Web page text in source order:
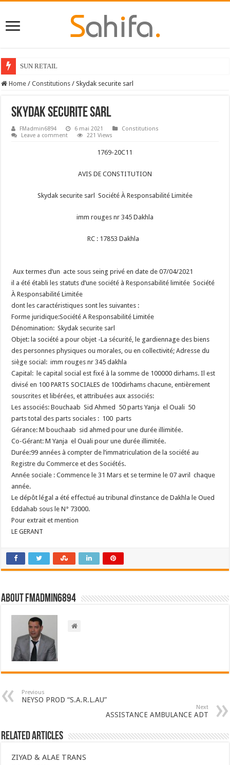
SUN RETAIL
Home / Constitutions / Skydak securite sarl
Skydak securite sarl
FMadmin6894 6 mai 2021
Constitutions
Leave a comment
221 Views
1769-20C11
AVIS DE CONSTITUTION
Skydak securite sarl Société À Responsabilité Limitée
imm rouges nr 345 Dakhla
RC : 17853 Dakhla
Aux termes d’un acte sous seing privé en date de 07/04/2021
il a été établi les statuts d’une société à Responsabilité limitée Société
À Responsabilité Limitée
dont les caractéristiques sont les suivantes :
Forme juridique:Société A Responsabilité Limitée
Dénomination: Skydak securite sarl
Objet: la société a pour objet -La sécurité, le gardiennage des biens
des personnes physiques ou morales, ou en collectivité;Adresse du
siège social: imm rouges nr 345 dakhla
Capital: le capital social est fixé à la somme de 100000 dirhams. Il est
divisé en 100 PARTS SOCIALES de 100dirhams chacune, entièrement
souscrites et libérées, et attribuées aux associés:
Les associés: Bouchaab Sid Ahmed 50 parts Yanja el Ouali 50
partstotal des parts sociales : 100 parts
Gérance: M bouchaab sid ahmed pour une durée illimitée.
Co-Gérant: M Yanja el Ouali pour une durée illimitée.
Durée:99 années à compter de l’immatriculation de la société au
Registre du Commerce et des Sociétés.
Année sociale : Commence le 31 Mars et se termine le 07 avril chaque
année.
Le dépôt légal a été effectué au tribunal d’instance de Dakhla le Oued
Eddahab sous le N° 73000.
Pour extrait et mention
LE GERANT
About FMadmin6894
Previous
NEYSO PROD “S.A.R.L.AU”
Next
ASSISTANCE AMBULANCE ADT
Related Articles
ZIYAD & ALAE TRANS